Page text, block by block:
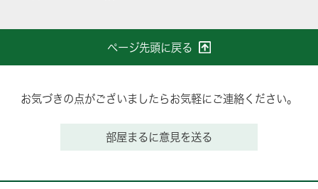
ページ先頭に戻る
お気づきの点がございましたらお気軽にご連絡ください。
部屋まるに意見を送る